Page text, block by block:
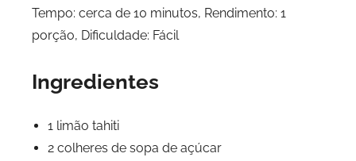
Tempo: cerca de 10 minutos, Rendimento: 1
porção, Dificuldade: Fácil
Ingredientes
1 limão tahiti
2 colheres de sopa de açúcar